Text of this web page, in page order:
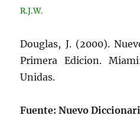
R.J.W.
Douglas, J. (2000).
Primera Edicion.
Unidas.
Fuente: Nuevo